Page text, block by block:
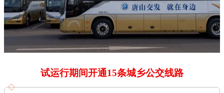
试运行期间开通15条城乡公交线路